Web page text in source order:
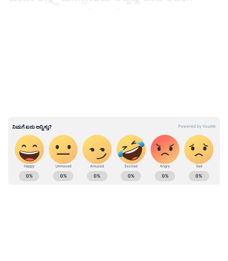
ಸಮಯಕ್ಕೆ ಬಹಳ ಚಿಂತನಶೀಲವಾಗಿ ವರ್ತಿಸುತ್ತಾರೆ. ಹಣದ
ವಿಷಯಗಳಲ್ಲಿ ಅವರು ತುಂಬಾ ಅದೃಷ್ಟವಂತರು. ಅವರು
ಸಾಕಷ್ಟು ಹಣವನ್ನು ಗಳಿಸುತ್ತಾರೆ. ಮಾನಸಿಕವಾಗಿ
ಚುರುಕಾಗಿರುತ್ತಾರೆ.
ABOUT THE AUTHOR